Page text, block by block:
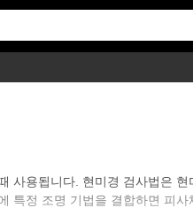
용됩니다. 현미경 검사법은
정 조명 기법을 결합하면 피